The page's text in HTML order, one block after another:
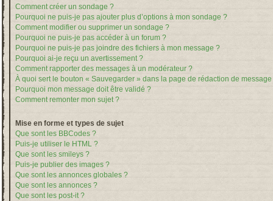
Comment créer un sondage ?
Pourquoi ne puis-je pas ajouter plus d’options à mon sondage ?
Comment modifier ou supprimer un sondage ?
Pourquoi ne puis-je pas accéder à un forum ?
Pourquoi ne puis-je pas joindre des fichiers à mon message ?
Pourquoi ai-je reçu un avertissement ?
Comment rapporter des messages à un modérateur ?
À quoi sert le bouton « Sauvegarder » dans la page de rédaction de message
Pourquoi mon message doit être validé ?
Comment remonter mon sujet ?
Mise en forme et types de sujet
Que sont les BBCodes ?
Puis-je utiliser le HTML ?
Que sont les smileys ?
Puis-je publier des images ?
Que sont les annonces globales ?
Que sont les annonces ?
Que sont les post-it ?